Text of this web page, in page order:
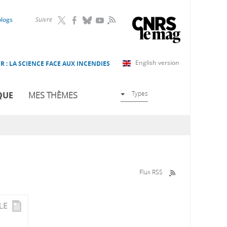
Suivre RSS
English version
: LA SCIENCE FACE AUX INCENDIES
MES THÈMES Types
Flux RSS